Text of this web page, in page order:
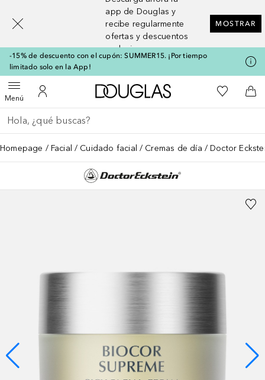
app de Douglas y
recibe regularmente
ofertas y descuentos
exclusivos
MOSTRAR
-15% de descuento con el cupón: SUMMER15. ¡Por tiempo
limitado solo en la App!
MenúAbrir menúMi cuenta
A Douglas HomeMi lista de
A
Regresar
Ejecutar búsqueda
Homepage Facial Cuidado facial Cremas de día Doctor
[navigation.slideout.screenreader]